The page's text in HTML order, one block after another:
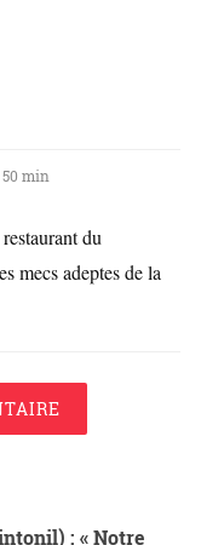
50 min
du
mecs adeptes de la
: « Notre